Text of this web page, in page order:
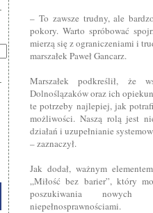
– To zawsze trudny, ale
pokory. Warto spróbować
mierzą się z ograniczeniami i
marszałek Paweł Gancarz.
Marszałek podkreślił, że
Dolnoślązaków oraz ich
te potrzeby najlepiej, jak
możliwości. Naszą rolą jest
działań i uzupełnianie
– zaznaczył.
Jak dodał, ważnym
„Miłość bez barier”, który
poszukiwania
niepełnosprawnościami.